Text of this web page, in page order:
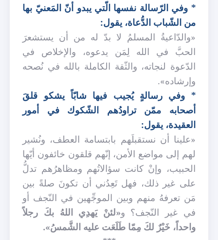
* وفي الرّسالة نفسها الّتي يبدو أنّ المَعنيّ بها
من الشّباب الدُّعاة، يقول:
«والدّاعيةُ المسلمُ لا بدّ له من أن يستشعرَ
الحبَّ في الله لِمَن يدعوه، والإخلاص في
الدّعوة لنجاته، والثّقة الكاملة بالله في نُصحه
وإرشاده».
* وفي رسالةٍ يُجيب فيها شابّاً يشكو قلقَ
أصحابه ممّن تراودُهم الشّكوك في أمور
العقيدة، يقول:
«علينا أن نستقبلَهم بابتسامة العطف، ونُشير
لهم إلى مواضع الأمن، إنّهم قلقون خائفون أيّها
الحبيب، وإنْ كانت سؤالاتُهم ومظاهرُهم تدلُّ
على غير ذلك، فهل تَعِدُني أن تكونَ صلةً بين
مَن تعرفهُ منهم وبين الموجِّهين في النّجف أو
في غير النّجف؟ و«لئنْ يَهدِي اللهُ بكَ رجلاً
واحداً، خَيْرٌ لكَ مِمّا طَلَعَت عليه الشَّمسُ».